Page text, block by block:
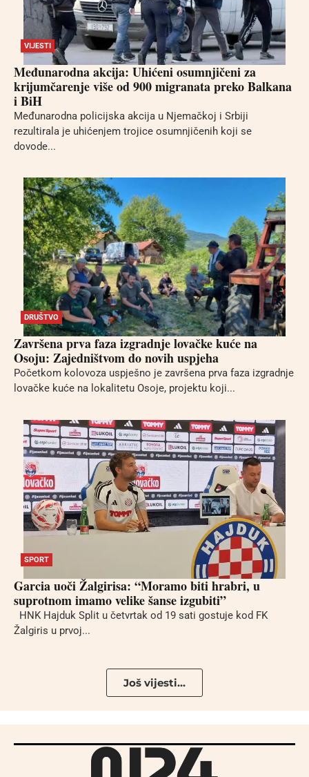
VIJESTI
Međunarodna akcija: Uhićeni osumnjičeni za
krijumčarenje više od 900 migranata preko Balkana
i BiH
Međunarodna policijska akcija u Njemačkoj i Srbiji
rezultirala je uhićenjem trojice osumnjičenih koji se
dovode...
DRUŠTVO
Završena prva faza izgradnje lovačke kuće na
Osoju: Zajedništvom do novih uspjeha
Početkom kolovoza uspješno je završena prva faza izgradnje
lovačke kuće na lokalitetu Osoje, projektu koji...
SPORT
Garcia uoči Žalgirisa: “Moramo biti hrabri, u
suprotnom imamo velike šanse izgubiti”
HNK Hajduk Split u četvrtak od 19 sati gostuje kod FK
Žalgiris u prvoj...
Još vijesti...